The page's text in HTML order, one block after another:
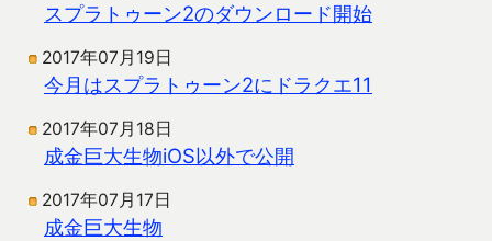
スプラトゥーン2のダウンロード開始
2017年07月19日
今月はスプラトゥーン2にドラクエ11
2017年07月18日
成金巨大生物iOS以外で公開
2017年07月17日
成金巨大生物